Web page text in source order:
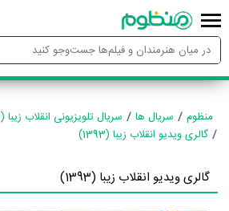
منظوم سریال ها
سریال تلویزیونی انقلاب زیبا (1393)
گالری ویدیو انقلاب زیبا (1393)
گالری ویدیو انقلاب زیبا (1393)